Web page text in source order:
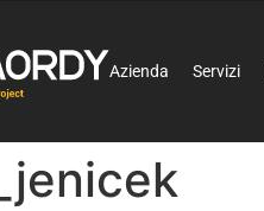
Azienda Servizi